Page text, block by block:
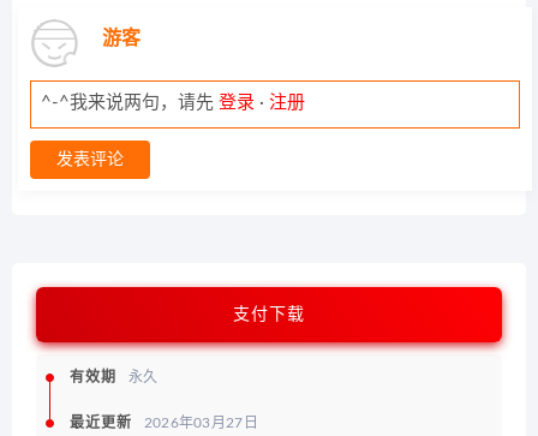
游客
^-^我来说两句，请先 登录 · 注册
发表评论
支付下载
有效期 永久
最近更新 2026年03月27日